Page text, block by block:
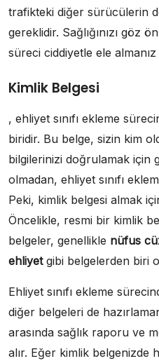
trafikteki diğer sürücülerin
gereklidir. Sağlığınızı göz
süreci ciddiyetle ele
Kimlik Belgesi
, ehliyet sınıfı ekleme
biridir. Bu belge, sizin kim
bilgilerinizi doğrulamak için
olmadan, ehliyet sınıfı
Peki, kimlik belgesi almak
Öncelikle, resmi bir kimlik
belgeler, genellikle nüfus
ehliyetgibi belgelerden biri
Ehliyet sınıfı ekleme
diğer belgeleri de
arasında sağlık raporu ve
alır. Eğer kimlik belgenizde